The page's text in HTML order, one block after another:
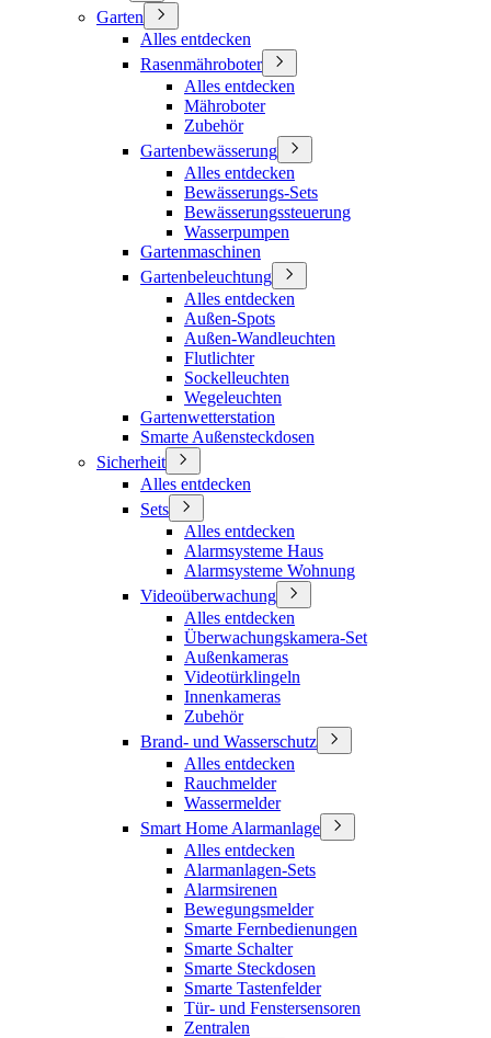
Garten
Alles entdecken
Rasenmähroboter
Alles entdecken
Mähroboter
Zubehör
Gartenbewässerung
Alles entdecken
Bewässerungs-Sets
Bewässerungssteuerung
Wasserpumpen
Gartenmaschinen
Gartenbeleuchtung
Alles entdecken
Außen-Spots
Außen-Wandleuchten
Flutlichter
Sockelleuchten
Wegeleuchten
Gartenwetterstation
Smarte Außensteckdosen
Sicherheit
Alles entdecken
Sets
Alles entdecken
Alarmsysteme Haus
Alarmsysteme Wohnung
Videoüberwachung
Alles entdecken
Überwachungskamera-Set
Außenkameras
Videotürklingeln
Innenkameras
Zubehör
Brand- und Wasserschutz
Alles entdecken
Rauchmelder
Wassermelder
Smart Home Alarmanlage
Alles entdecken
Alarmanlagen-Sets
Alarmsirenen
Bewegungsmelder
Smarte Fernbedienungen
Smarte Schalter
Smarte Steckdosen
Smarte Tastenfelder
Tür- und Fenstersensoren
Zentralen